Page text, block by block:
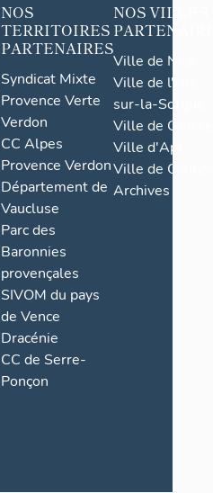
NOS
TERRITOIRES
PARTENAIRES
Syndicat Mixte
Provence Verte
Verdon
CC Alpes
Provence Verdon
Département de
Vaucluse
Parc des
Baronnies
provençales
SIVOM du pays
de Vence
Dracénie
CC de Serre-
Ponçon
NOS VILLES
Ville de Nice
Ville de l'Isle-
sur-la-Sorgue
Ville de Grasse
Ville d'Apt
Ville de
Archives